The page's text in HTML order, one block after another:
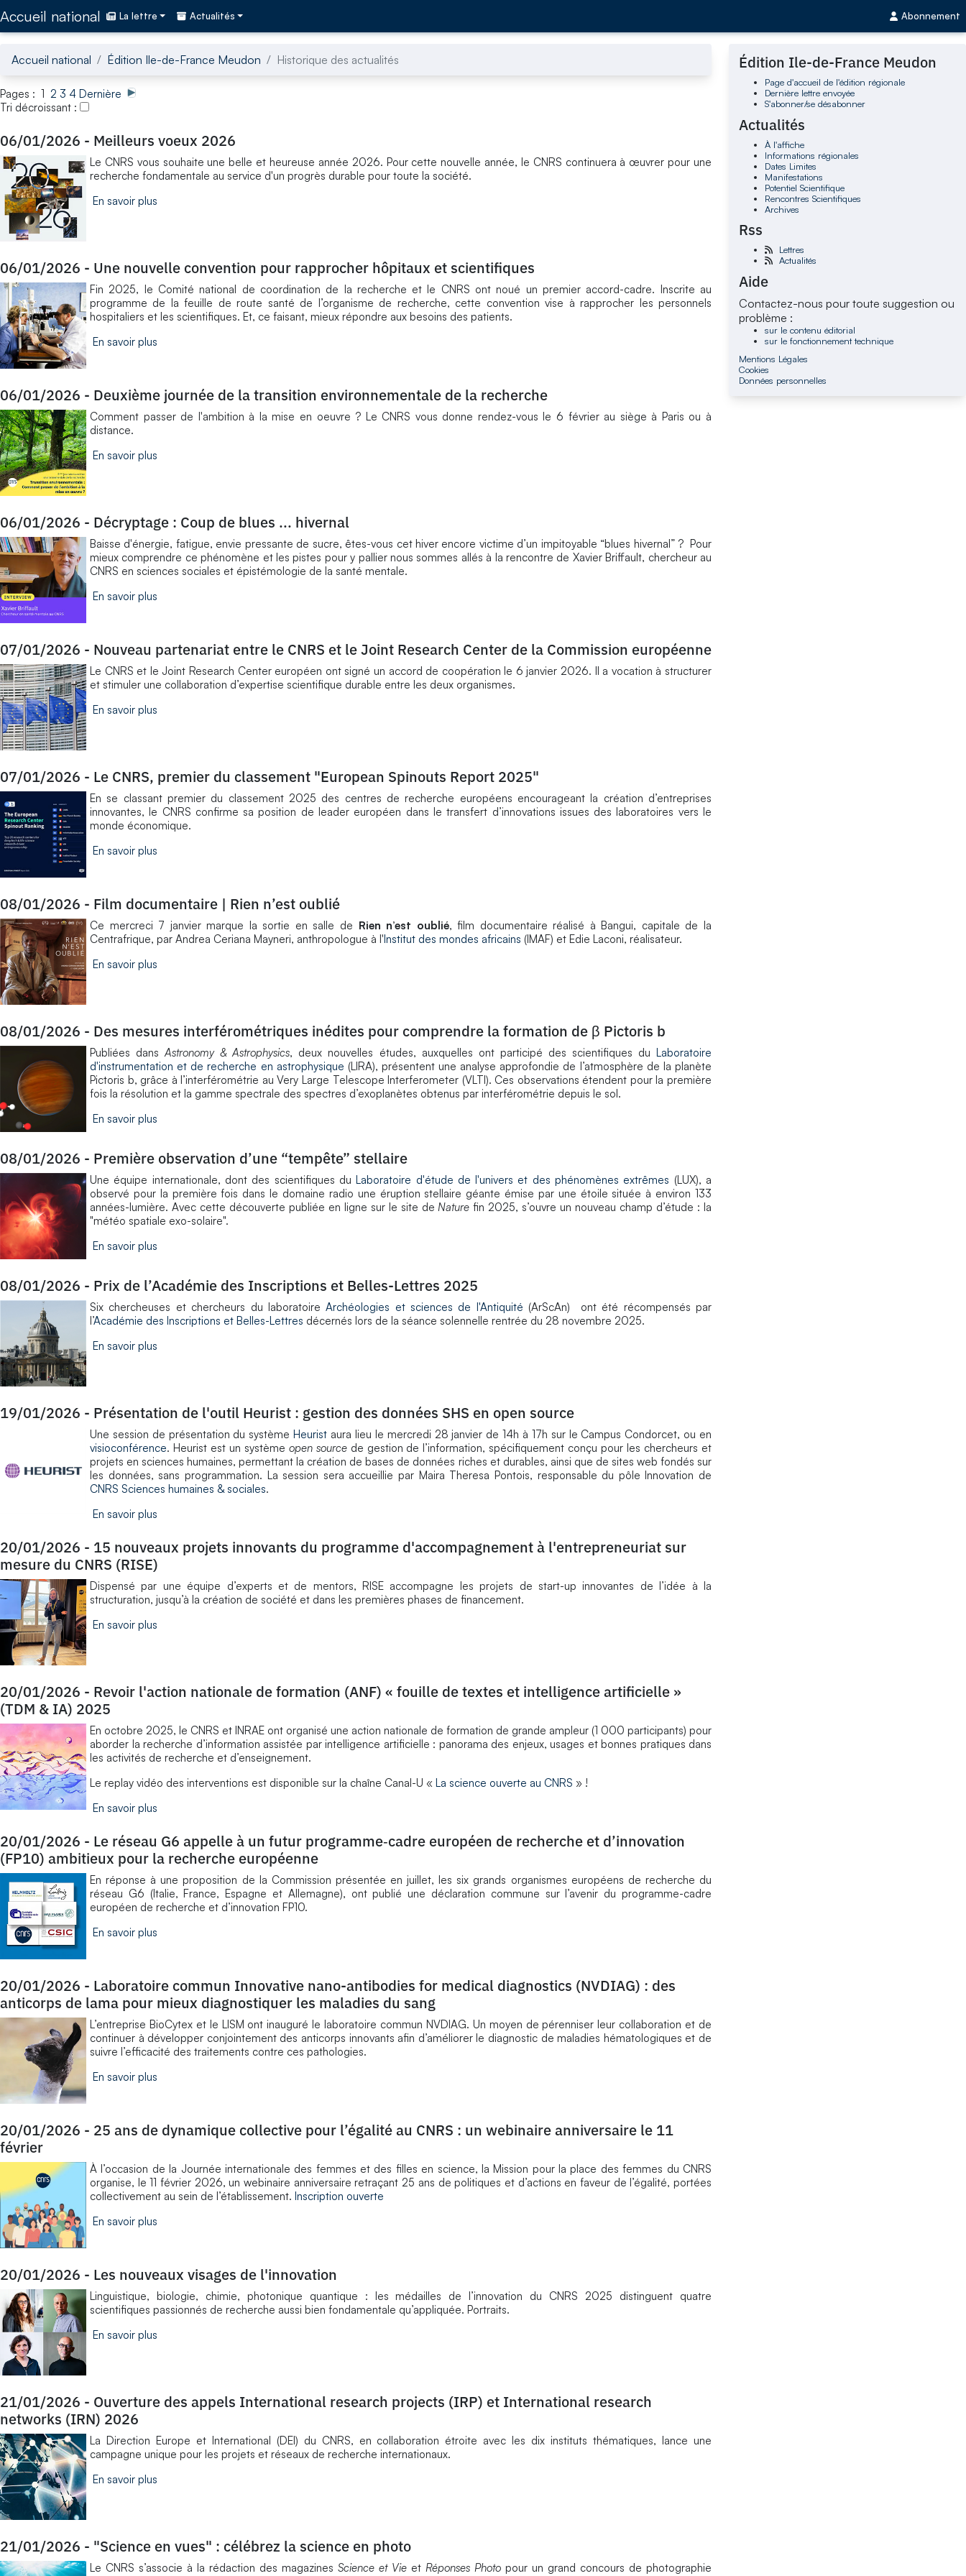
Accueil national La lettre Actualités Abonnement
Accueil national Édition Ile-de-France Meudon Historique des actualités
Pages : 1 2 3 4 Dernière
Tri décroissant :
06/01/2026 - Meilleurs voeux 2026
Le CNRS vous souhaite une belle et heureuse année 2026. Pour cette nouvelle année, le CNRS continuera à œuvrer pour une
recherche fondamentale au service d'un progrès durable pour toute la société.
En savoir plus
06/01/2026 - Une nouvelle convention pour rapprocher hôpitaux et scientifiques
Fin 2025, le Comité national de coordination de la recherche et le CNRS ont noué un premier accord-cadre. Inscrite au
programme de la feuille de route santé de l’organisme de recherche, cette convention vise à rapprocher les personnels
hospitaliers et les scientifiques. Et, ce faisant, mieux répondre aux besoins des patients.
En savoir plus
06/01/2026 - Deuxième journée de la transition environnementale de la recherche
​Comment passer de l'ambition à la mise en oeuvre ? Le CNRS vous donne rendez-vous le 6 février au siège à Paris ou à
distance.
En savoir plus
06/01/2026 - Décryptage : Coup de blues ... hivernal
Baisse d'énergie, fatigue, envie pressante de sucre, êtes-vous cet hiver encore victime d’un impitoyable “blues hivernal” ? Pour
mieux comprendre ce phénomène et les pistes pour y pallier nous sommes allés à la rencontre de Xavier Briffault, chercheur au
CNRS en sciences sociales et épistémologie de la santé mentale.
En savoir plus
07/01/2026 - Nouveau partenariat entre le CNRS et le Joint Research Center de la Commission européenne
Le CNRS et le Joint Research Center européen ont signé un accord de coopération le 6 janvier 2026. Il a vocation à structurer
et stimuler une collaboration d’expertise scientifique durable entre les deux organismes.
En savoir plus
07/01/2026 - Le CNRS, premier du classement "European Spinouts Report 2025"
En se classant premier du classement 2025 des centres de recherche européens encourageant la création d’entreprises
innovantes, le CNRS confirme sa position de leader européen dans le transfert d’innovations issues des laboratoires vers le
monde économique.
En savoir plus
08/01/2026 - Film documentaire | Rien n’est oublié
Ce mercreci 7 janvier marque la sortie en salle de Rien n’est oublié, film documentaire réalisé à Bangui, capitale de la
Centrafrique, par Andrea Ceriana Mayneri, anthropologue à l'Institut des mondes africains (IMAF) et Edie Laconi, réalisateur.
En savoir plus
08/01/2026 - Des mesures interférométriques inédites pour comprendre la formation de β Pictoris b
Publiées dansAstronomy & Astrophysics, deux nouvelles études, auxquelles ont participé des scientifiques duLaboratoire
d'instrumentation et de recherche en astrophysique (LIRA), présentent une analyse approfondie de l’atmosphère de la planète
Pictoris b, grâce à l’interférométrie au Very Large Telescope Interferometer (VLTI). Ces observations étendent pour la première
fois la résolution et la gamme spectrale des spectres d’exoplanètes obtenus par interférométrie depuis le sol.
En savoir plus
08/01/2026 - Première observation d’une “tempête” stellaire
Une équipe internationale, dont des scientifiques duLaboratoire d'étude de l'univers et des phénomènes extrêmes (LUX), a
observé pour la première fois dans le domaine radio une éruption stellaire géante émise par une étoile située à environ 133
années-lumière. Avec cette découverte publiée en ligne sur le site de Naturefin 2025, s’ouvre un nouveau champ d’étude : la
"météo spatiale exo-solaire".
En savoir plus
08/01/2026 - Prix de l’Académie des Inscriptions et Belles-Lettres 2025
Six chercheuses et chercheurs du laboratoireArchéologies et sciences de l'Antiquité (ArScAn) ont été récompensés par
l’Académie des Inscriptions et Belles-Lettres décernés lors de la séance solennelle rentrée du 28 novembre 2025.
En savoir plus
19/01/2026 - Présentation de l'outil Heurist : gestion des données SHS en open source
Une session de présentation du systèmeHeurist aura lieu le mercredi 28 janvier de 14h à 17h sur le Campus Condorcet, ou en
visioconférence. Heurist est un système open sourcede gestion de l’information, spécifiquement conçu pour les chercheurs et
projets en sciences humaines, permettant la création de bases de données riches et durables, ainsi que de sites web fondés sur
les données, sans programmation. La session sera accueillie par Maira Theresa Pontois, responsable du pôle Innovation de
CNRS Sciences humaines & sociales.
En savoir plus
20/01/2026 - 15 nouveaux projets innovants du programme d'accompagnement à l'entrepreneuriat sur
mesure du CNRS (RISE)
Dispensé par une équipe d’experts et de mentors, RISE accompagne les projets de start-up innovantes de l’idée à la
structuration, jusqu’à la création de société et dans les premières phases de financement.
En savoir plus
20/01/2026 - Revoir l'action nationale de formation (ANF) « fouille de textes et intelligence artificielle »
(TDM & IA) 2025
En octobre 2025, le CNRS et INRAE ont organisé une action nationale de formation de grande ampleur (1 000 participants) pour
aborder la recherche d’information assistée par intelligence artificielle : panorama des enjeux, usages et bonnes pratiques dans
les activités de recherche et d’enseignement.
Le replay vidéo des interventions est disponible sur la chaîne Canal-U « La science ouverte au CNRS » !
En savoir plus
20/01/2026 - Le réseau G6 appelle à un futur programme‑cadre européen de recherche et d’innovation
(FP10) ambitieux pour la recherche européenne
En réponse à une proposition de la Commission présentée en juillet, les six grands organismes européens de recherche du
réseau G6 (Italie, France, Espagne et Allemagne), ont publié une déclaration commune sur l’avenir du programme-cadre
européen de recherche et d’innovation FP10.
En savoir plus
20/01/2026 - Laboratoire commun Innovative nano-antibodies for medical diagnostics (NVDIAG) : des
anticorps de lama pour mieux diagnostiquer les maladies du sang
L’entreprise BioCytex et le LISM ont inauguré le laboratoire commun NVDIAG. Un moyen de pérenniser leur collaboration et de
continuer à développer conjointement des anticorps innovants afin d’améliorer le diagnostic de maladies hématologiques et de
suivre l’efficacité des traitements contre ces pathologies.
En savoir plus
20/01/2026 - 25 ans de dynamique collective pour l’égalité au CNRS : un webinaire anniversaire le 11
février
À l’occasion de la Journée internationale des femmes et des filles en science, la Mission pour la place des femmes du CNRS
organise, le 11 février 2026, un webinaire anniversaire retraçant 25 ans de politiques et d’actions en faveur de l’égalité, portées
collectivement au sein de l’établissement. Inscription ouverte
En savoir plus
20/01/2026 - Les nouveaux visages de l'innovation
Linguistique, biologie, chimie, photonique quantique : les médailles de l’innovation du CNRS 2025 distinguent quatre
scientifiques passionnés de recherche aussi bien fondamentale qu’appliquée. Portraits.
En savoir plus
21/01/2026 - Ouverture des appels International research projects (IRP) et International research
networks (IRN) 2026
La Direction Europe et International (DEI) du CNRS, en collaboration étroite avec les dix instituts thématiques, lance une
campagne unique pour les projets et réseaux de recherche internationaux.
En savoir plus
21/01/2026 - "Science en vues" : célébrez la science en photo
Le CNRS s’associe à la rédaction des magazines Science et Vie et Réponses Photo pour un grand concours de photographie
Édition Ile-de-France Meudon
Page d'accueil de l'édition régionale
Dernière lettre envoyée
S'abonner/se désabonner
Actualités
À l'affiche
Informations régionales
Dates Limites
Manifestations
Potentiel Scientifique
Rencontres Scientifiques
Archives
Rss
Lettres
Actualités
Aide
Contactez-nous pour toute suggestion ou
problème :
sur le contenu éditorial
sur le fonctionnement technique
Mentions Légales
Cookies
Données personnelles